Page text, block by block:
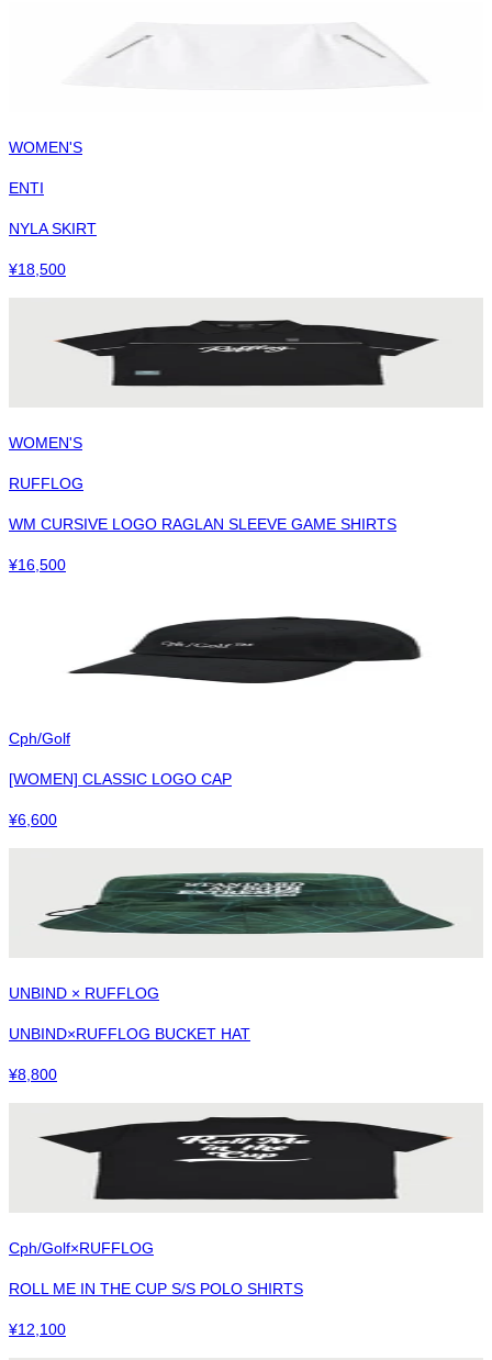
WOMEN'S
ENTI
NYLA SKIRT
¥18,500
WOMEN'S
RUFFLOG
WM CURSIVE LOGO RAGLAN SLEEVE GAME SHIRTS
¥16,500
Cph/Golf
[WOMEN] CLASSIC LOGO CAP
¥6,600
UNBIND × RUFFLOG
UNBIND×RUFFLOG BUCKET HAT
¥8,800
Cph/Golf×RUFFLOG
ROLL ME IN THE CUP S/S POLO SHIRTS
¥12,100